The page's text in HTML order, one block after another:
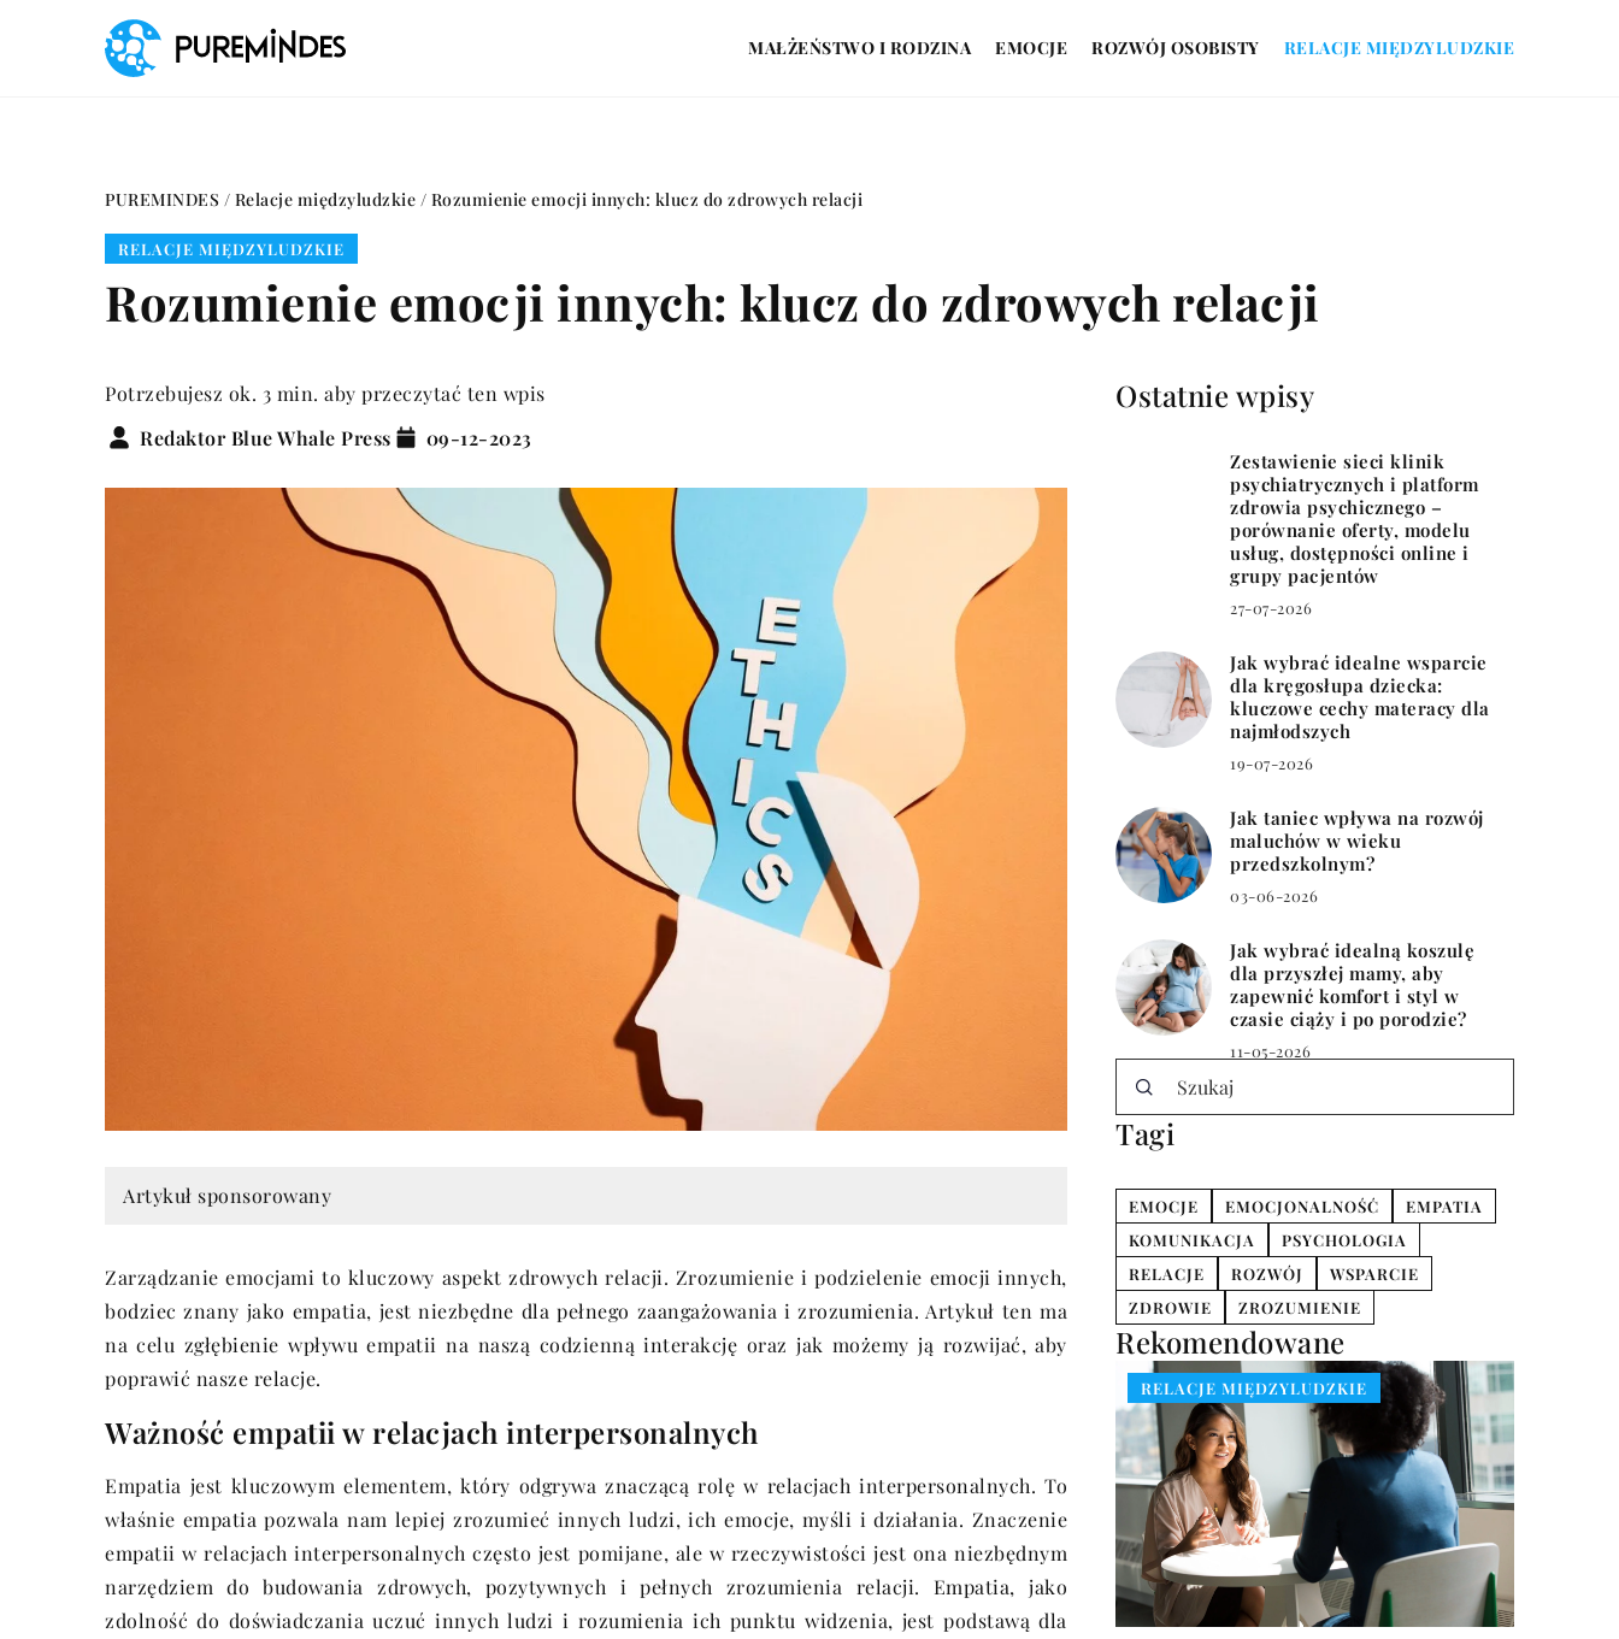
MAŁŻEŃSTWO I RODZINA EMOCJE ROZWÓJ OSOBISTY RELACJE MIĘDZYLUDZKIE
PUREMINDES / Relacje międzyludzkie / Rozumienie emocji innych: klucz do zdrowych relacji
RELACJE MIĘDZYLUDZKIE
Rozumienie emocji innych: klucz do zdrowych relacji
Potrzebujesz ok. 3 min. aby przeczytać ten wpis
Redaktor Blue Whale Press
09-12-2023
Artykuł sponsorowany
Zarządzanie emocjami to kluczowy aspekt zdrowych relacji. Zrozumienie i podzielenie emocji innych,
bodziec znany jako empatia, jest niezbędne dla pełnego zaangażowania i zrozumienia. Artykuł ten ma
na celu zgłębienie wpływu empatii na naszą codzienną interakcję oraz jak możemy ją rozwijać, aby
poprawić nasze relacje.
Ważność empatii w relacjach interpersonalnych
Empatia jest kluczowym elementem, który odgrywa znaczącą rolę w relacjach interpersonalnych. To
właśnie empatia pozwala nam lepiej zrozumieć innych ludzi, ich emocje, myśli i działania. Znaczenie
empatii w relacjach interpersonalnych często jest pomijane, ale w rzeczywistości jest ona niezbędnym
narzędziem do budowania zdrowych, pozytywnych i pełnych zrozumienia relacji. Empatia, jako
zdolność do doświadczania uczuć innych ludzi i rozumienia ich punktu widzenia, jest podstawą dla
Ostatnie wpisy
Zestawienie sieci klinik
psychiatrycznych i platform
zdrowia psychicznego –
porównanie oferty, modelu
usług, dostępności online i
grupy pacjentów
27-07-2026
Jak wybrać idealne wsparcie
dla kręgosłupa dziecka:
kluczowe cechy materacy dla
najmłodszych
19-07-2026
Jak taniec wpływa na rozwój
maluchów w wieku
przedszkolnym?
03-06-2026
Jak wybrać idealną koszulę
dla przyszłej mamy, aby
zapewnić komfort i styl w
czasie ciąży i po porodzie?
11-05-2026
Tagi
EMOCJE EMOCJONALNOŚĆ
EMPATIA
KOMUNIKACJA
PSYCHOLOGIA
RELACJE
ROZWÓJ
WSPARCIE
ZDROWIE
ZROZUMIENIE
Rekomendowane
RELACJE MIĘDZYLUDZKIE